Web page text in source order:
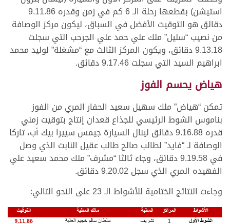
استيشن) بقطعها رحلة الـ 6 كم في زمن وقدره 9.11.86
دقائق هو التوقيت الأفضل في السباق، ليكون مركز الوصافة
من نصيب “سليل” ملك علي حمد علي الجرحب التي سجلت
9.13.18 دقائق، ويكون المركز الثالث مع “مشغلة” لوليد محمد
ابراهيم السيد التي سجلت 9.17.46 دقائق.
هياض يحسم الفوز
تمكن “هياض” ملك سهيل سعيد الحفار المري من الفوز
بناموس الشوط الرئيسي للجذاع قعدان إنتاج بتوقيت زمني
قدره 9.16.88 دقائق لينال السيارة جيمس سييرا بيك أب، تاركا
الوصافة لـ “فايد” لطالب صالح طالب عقيل النابت الذي وصل
في 9.19.58 دقائق، وجاء ثالثا “مشرف” ملك محمد سعيد علي
الفهيده المري الذي سجل 9.20.02 دقائق.
وجاءت النتائج الختامية للأشواط الـ 23 على النحو التالي: